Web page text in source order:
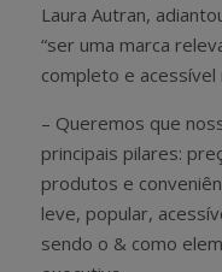
Laura Autran,
“ser uma marca
completo e acessível
– Queremos que
principais pilares:
produtos e
leve, popular,
sendo o & como